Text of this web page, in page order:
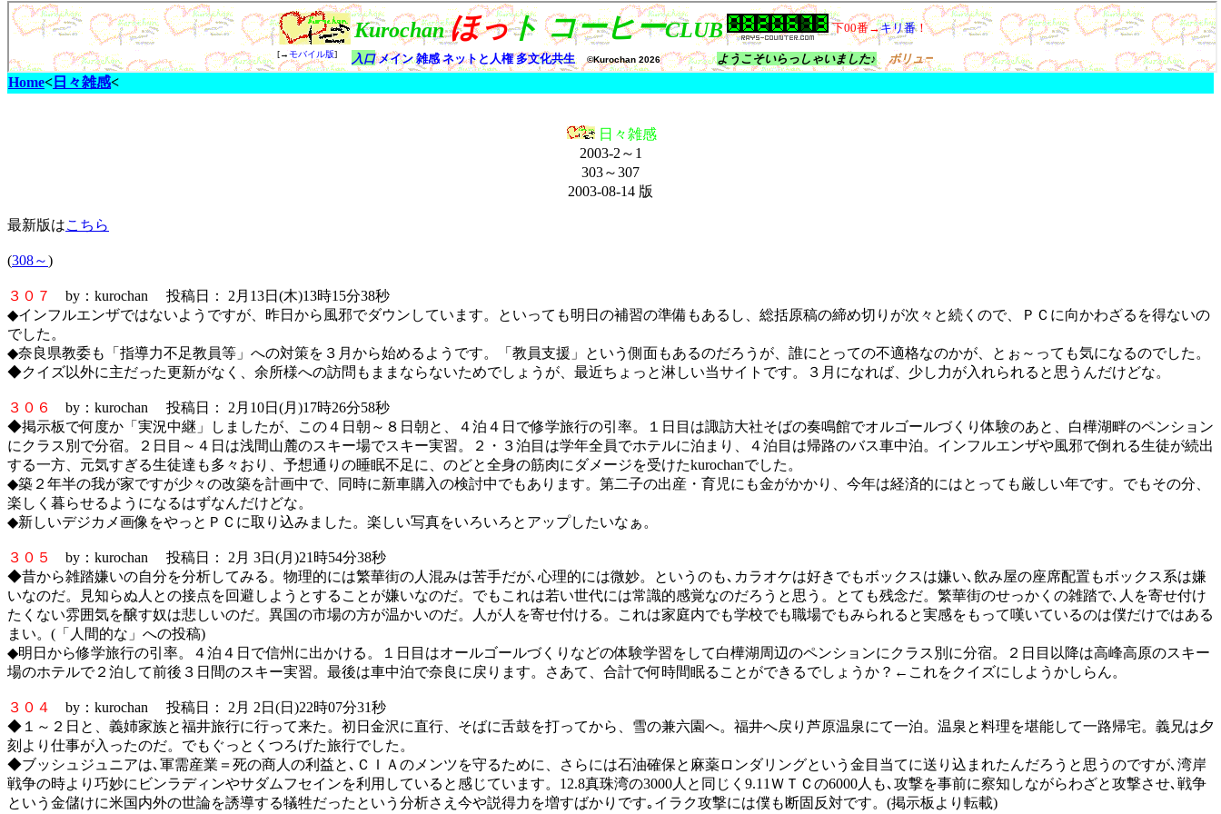
Home< 日々雑感<
日々雑感
2003-2～1
303～307
2003-08-14 版
最新版はこちら
(308～)
３０７
by：kurochan 投稿日： 2月13日(木)13時15分38秒
◆インフルエンザではないようですが、昨日から風邪でダウンしています。といっても明日の補習の準備もあるし、総括原稿の締め切りが次々と続くので、ＰＣに向かわざるを得ないの
でした。
◆奈良県教委も「指導力不足教員等」への対策を３月から始めるようです。「教員支援」という側面もあるのだろうが、誰にとっての不適格なのかが、とぉ～っても気になるのでした。
◆クイズ以外に主だった更新がなく、余所様への訪問もままならないためでしょうが、最近ちょっと淋しい当サイトです。３月になれば、少し力が入れられると思うんだけどな。
３０６
by：kurochan 投稿日： 2月10日(月)17時26分58秒
◆掲示板で何度か「実況中継」しましたが、この４日朝～８日朝と、４泊４日で修学旅行の引率。１日目は諏訪大社そばの奏鳴館でオルゴールづくり体験のあと、白樺湖畔のペンション
にクラス別で分宿。２日目～４日は浅間山麓のスキー場でスキー実習。２・３泊目は学年全員でホテルに泊まり、４泊目は帰路のバス車中泊。インフルエンザや風邪で倒れる生徒が続出
する一方、元気すぎる生徒達も多々おり、予想通りの睡眠不足に、のどと全身の筋肉にダメージを受けたkurochanでした。
◆築２年半の我が家ですが少々の改築を計画中で、同時に新車購入の検討中でもあります。第二子の出産・育児にも金がかかり、今年は経済的にはとっても厳しい年です。でもその分、
楽しく暮らせるようになるはずなんだけどな。
◆新しいデジカメ画像をやっとＰＣに取り込みました。楽しい写真をいろいろとアップしたいなぁ。
３０５
by：kurochan 投稿日： 2月 3日(月)21時54分38秒
◆昔から雑踏嫌いの自分を分析してみる。物理的には繁華街の人混みは苦手だが､心理的には微妙。というのも､カラオケは好きでもボックスは嫌い､飲み屋の座席配置もボックス系は嫌
いなのだ。見知らぬ人との接点を回避しようとすることが嫌いなのだ。でもこれは若い世代には常識的感覚なのだろうと思う。とても残念だ。繁華街のせっかくの雑踏で､人を寄せ付け
たくない雰囲気を醸す奴は悲しいのだ。異国の市場の方が温かいのだ。人が人を寄せ付ける。これは家庭内でも学校でも職場でもみられると実感をもって嘆いているのは僕だけではある
まい。(「人間的な」への投稿)
◆明日から修学旅行の引率。４泊４日で信州に出かける。１日目はオールゴールづくりなどの体験学習をして白樺湖周辺のペンションにクラス別に分宿。２日目以降は高峰高原のスキー
場のホテルで２泊して前後３日間のスキー実習。最後は車中泊で奈良に戻ります。さあて、合計で何時間眠ることができるでしょうか？←これをクイズにしようかしらん。
３０４
by：kurochan 投稿日： 2月 2日(日)22時07分31秒
◆１～２日と、義姉家族と福井旅行に行って来た。初日金沢に直行、そばに舌鼓を打ってから、雪の兼六園へ。福井へ戻り芦原温泉にて一泊。温泉と料理を堪能して一路帰宅。義兄は夕
刻より仕事が入ったのだ。でもぐっとくつろげた旅行でした。
◆ブッシュジュニアは､軍需産業＝死の商人の利益と､ＣＩＡのメンツを守るために、さらには石油確保と麻薬ロンダリングという金目当てに送り込まれたんだろうと思うのですが､湾岸
戦争の時より巧妙にビンラディンやサダムフセインを利用していると感じています。12.8真珠湾の3000人と同じく9.11ＷＴＣの6000人も､攻撃を事前に察知しながらわざと攻撃させ､戦争
という金儲けに米国内外の世論を誘導する犠牲だったという分析さえ今や説得力を増すばかりです｡イラク攻撃には僕も断固反対です。(掲示板より転載)